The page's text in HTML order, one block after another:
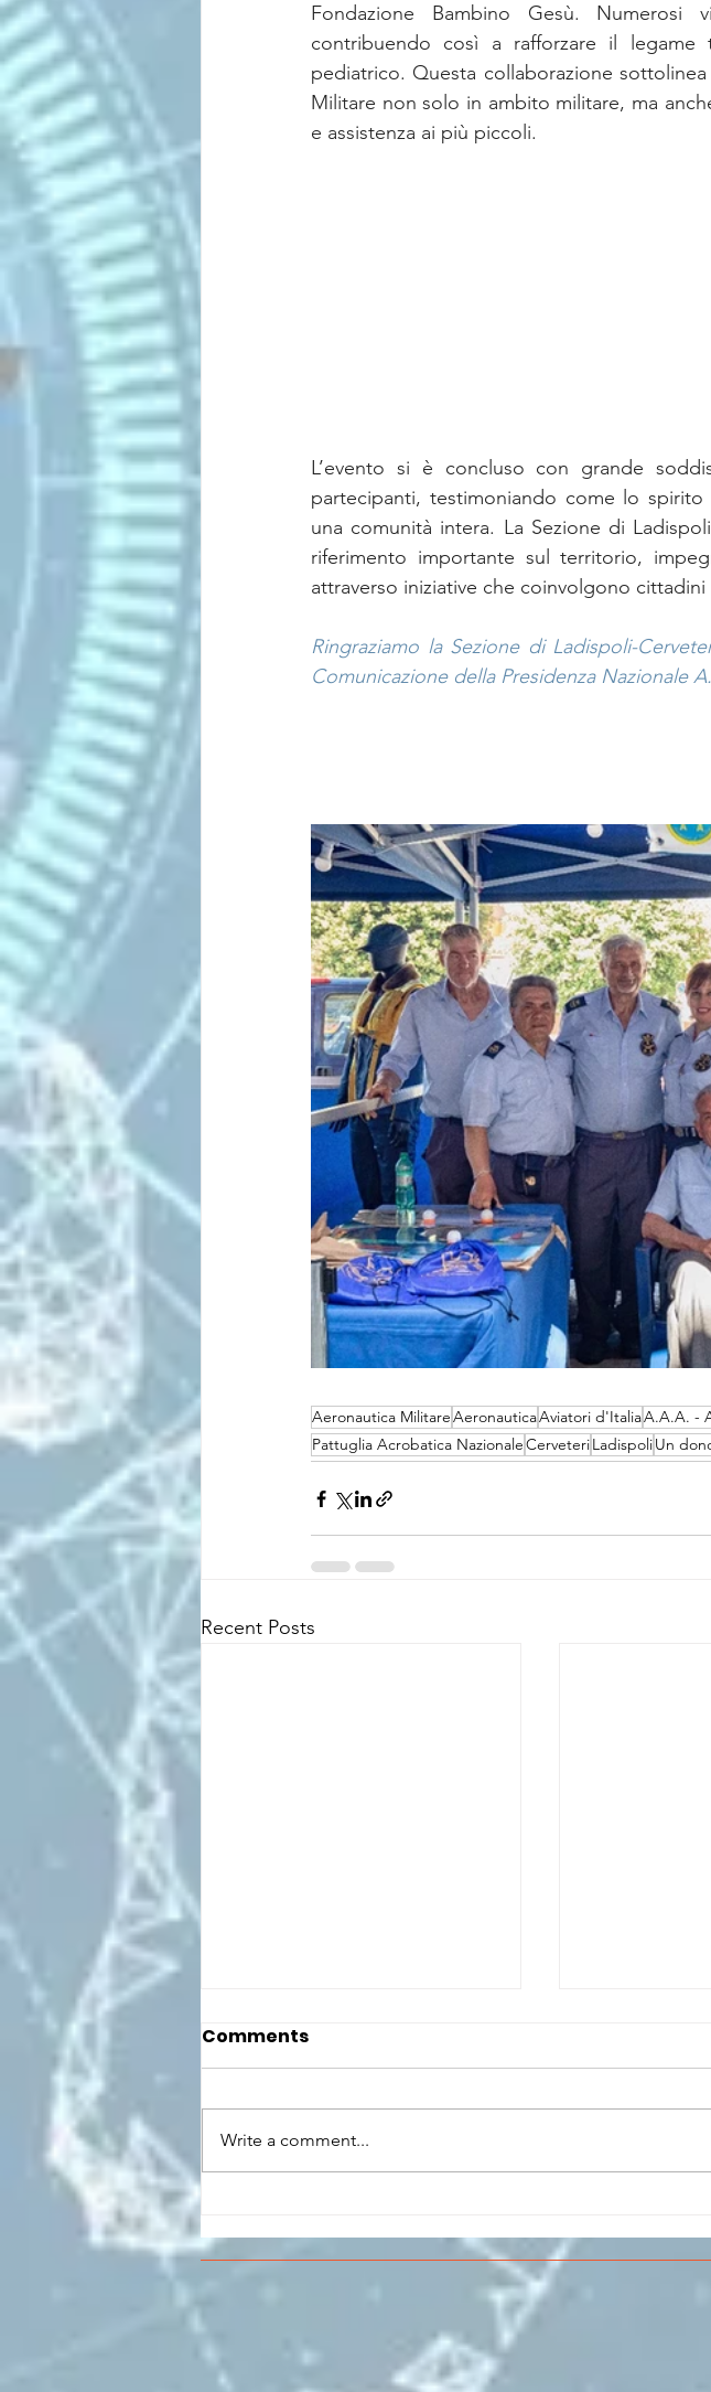
Fondazione Bambino Gesù. Numerosi
contribuendo così a rafforzare il
pediatrico. Questa collaborazione
Militare non solo in ambito militare, ma
e assistenza ai più piccoli.
L’evento si è concluso con grande
partecipanti, testimoniando come lo
una comunità intera. La Sezione di
riferimento importante sul territorio,
attraverso iniziative che coinvolgono
Ringraziamo la Sezione di Ladispoli-
Comunicazione della Presidenza Nazionale
Aeronautica MilitareAeronauticaAviatori d'ItaliaA.A.A. -
Pattuglia Acrobatica NazionaleCerveteriLadispoliUn
Recent Posts
PERCORSO DI
FORMAZIONE SCUOLA
COLONNA”
superiori
Comments
Write a comment...